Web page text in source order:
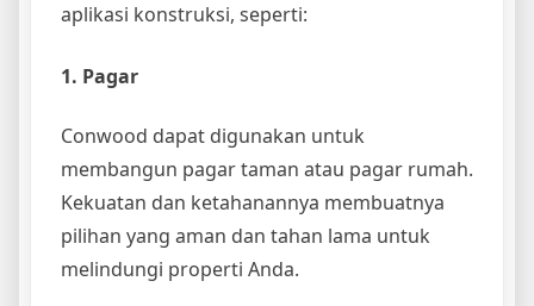
aplikasi konstruksi, seperti:
1. Pagar
Conwood dapat digunakan untuk
membangun pagar taman atau pagar rumah.
Kekuatan dan ketahanannya membuatnya
pilihan yang aman dan tahan lama untuk
melindungi properti Anda.